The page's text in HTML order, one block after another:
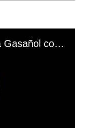
El mal momento de Yanina Gasañol con un hincha argentino en "Subrayado"